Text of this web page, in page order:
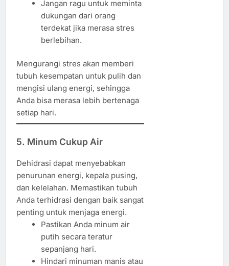
Jangan ragu untuk meminta
dukungan dari orang
terdekat jika merasa stres
berlebihan.
Mengurangi stres akan memberi
tubuh kesempatan untuk pulih dan
mengisi ulang energi, sehingga
Anda bisa merasa lebih bertenaga
setiap hari.
5. Minum Cukup Air
Dehidrasi dapat menyebabkan
penurunan energi, kepala pusing,
dan kelelahan. Memastikan tubuh
Anda terhidrasi dengan baik sangat
penting untuk menjaga energi.
Pastikan Anda minum air
putih secara teratur
sepanjang hari.
Hindari minuman manis atau